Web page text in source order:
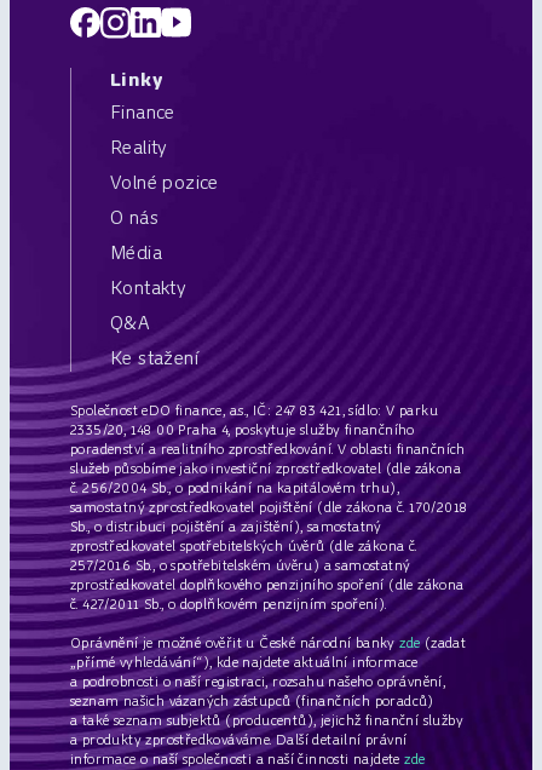
Linky
Finance
Reality
Volné pozice
O nás
Média
Kontakty
Q&A
Ke stažení
Společnost eDO finance, a.s., IČ: 247 83 421, sídlo: V parku
2335/20, 148 00 Praha 4, poskytuje služby finančního
poradenství a realitního zprostředkování. V oblasti finančních
služeb působíme jako investiční zprostředkovatel (dle zákona
č. 256/2004 Sb., o podnikání na kapitálovém trhu),
samostatný zprostředkovatel pojištění (dle zákona č. 170/2018
Sb., o distribuci pojištění a zajištění), samostatný
zprostředkovatel spotřebitelských úvěrů (dle zákona č.
257/2016 Sb., o spotřebitelském úvěru) a samostatný
zprostředkovatel doplňkového penzijního spoření (dle zákona
č. 427/2011 Sb., o doplňkovém penzijním spoření).
Oprávnění je možné ověřit u České národní bankyzde(zadat
„přímé vyhledávání“), kde najdete aktuální informace
a podrobnosti o naší registraci, rozsahu našeho oprávnění,
seznam našich vázaných zástupců (finančních poradců)
a také seznam subjektů (producentů), jejichž finanční služby
a produkty zprostředkováváme. Další detailní právní
informace o naší společnosti a naší činnosti najdetezde